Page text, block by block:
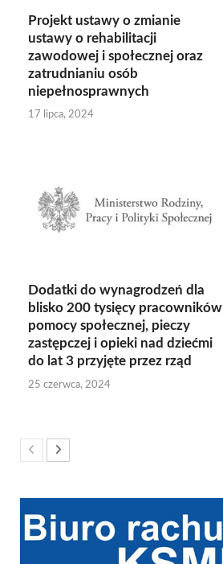
Projekt ustawy o zmianie
ustawy o rehabilitacji
zawodowej i społecznej oraz
zatrudnianiu osób
niepełnosprawnych
17 lipca, 2024
Dodatki do wynagrodzeń dla
blisko 200 tysięcy pracowników
pomocy społecznej, pieczy
zastępczej i opieki nad dziećmi
do lat 3 przyjęte przez rząd
25 czerwca, 2024